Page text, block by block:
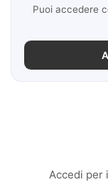
Puoi accedere
Accedi per